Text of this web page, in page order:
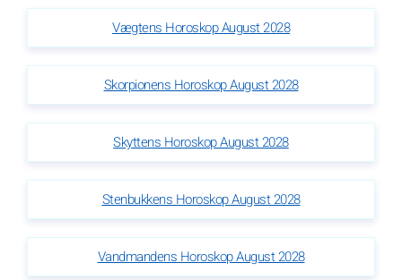
Vægtens Horoskop August 2028
Skorpionens Horoskop August 2028
Skyttens Horoskop August 2028
Stenbukkens Horoskop August 2028
Vandmandens Horoskop August 2028